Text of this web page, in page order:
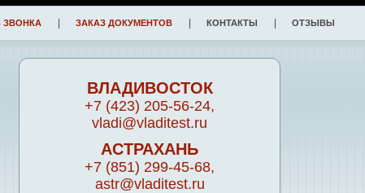
ЗВОНКА ЗАКАЗ ДОКУМЕНТОВ КОНТАКТЫ ОТЗЫВЫ
ВЛАДИВОСТОК
+7 (423) 205-56-24,
vladi@vladitest.ru
АСТРАХАНЬ
+7 (851) 299-45-68,
astr@vladitest.ru